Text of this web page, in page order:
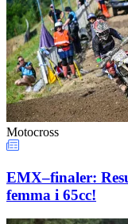
Motocross
EMX–finaler:
femma i 65cc!